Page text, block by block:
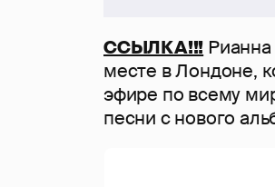
ССЫЛКА!!!
месте в Лондоне,
эфире по всему
песни с нового